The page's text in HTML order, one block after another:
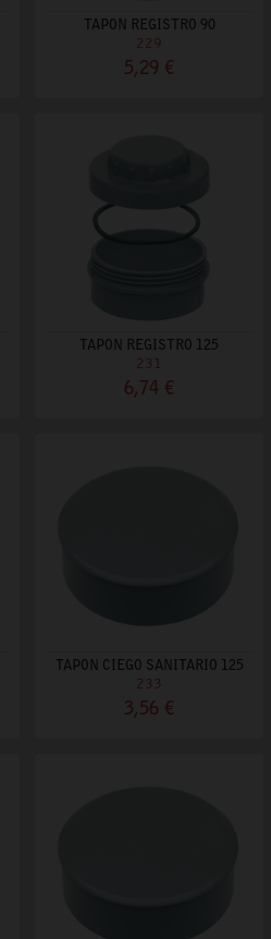
TAPON REGISTRO 90
229
5,29 €
TAPON REGISTRO 125
231
6,74 €
TAPON CIEGO SANITARIO 125
233
3,56 €